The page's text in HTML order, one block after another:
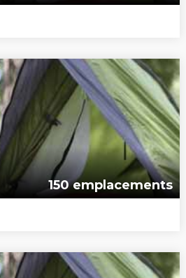
150 emplacements